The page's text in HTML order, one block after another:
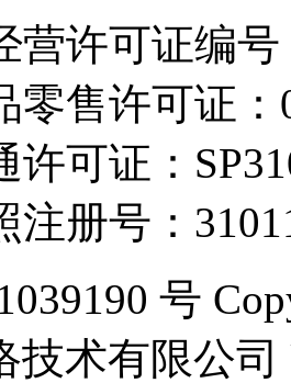
营许可证编
零售许可证：
许可证：
注册号：
号
技术有限公司